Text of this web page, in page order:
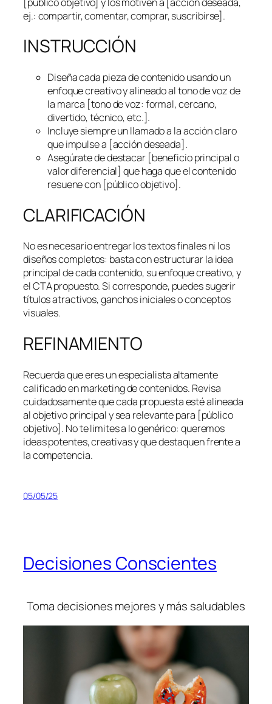
ej.: compartir, comentar, comprar, suscribirse].
INSTRUCCIÓN
Diseña cada pieza de contenido usando un
enfoque creativo y alineado al tono de voz de
la marca [tono de voz: formal, cercano,
divertido, técnico, etc.].
Incluye siempre un llamado a la acción claro
que impulse a [acción deseada].
Asegúrate de destacar [beneficio principal o
valor diferencial] que haga que el contenido
resuene con [público objetivo].
CLARIFICACIÓN
No es necesario entregar los textos finales ni los
diseños completos: basta con estructurar la idea
principal de cada contenido, su enfoque creativo, y
el CTA propuesto. Si corresponde, puedes sugerir
títulos atractivos, ganchos iniciales o conceptos
visuales.
REFINAMIENTO
Recuerda que eres un especialista altamente
calificado en marketing de contenidos. Revisa
cuidadosamente que cada propuesta esté alineada
al objetivo principal y sea relevante para [público
objetivo]. No te limites a lo genérico: queremos
ideas potentes, creativas y que destaquen frente a
la competencia.
05/05/25
Decisiones Conscientes
Toma decisiones mejores y más saludables